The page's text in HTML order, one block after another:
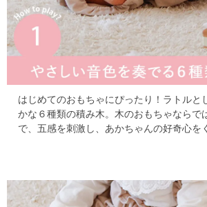
はじめてのおもちゃにぴったり！ラトルと
かな６種類の積み木。木のおもちゃならで
で、五感を刺激し、あかちゃんの好奇心を